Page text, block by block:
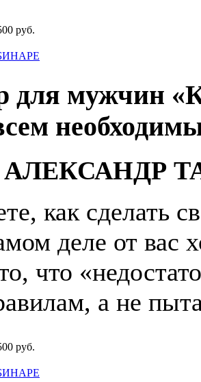
руб.
для мужчин
АЛЕКСАНДР
как сделать
деле от вас
что
а не
руб.